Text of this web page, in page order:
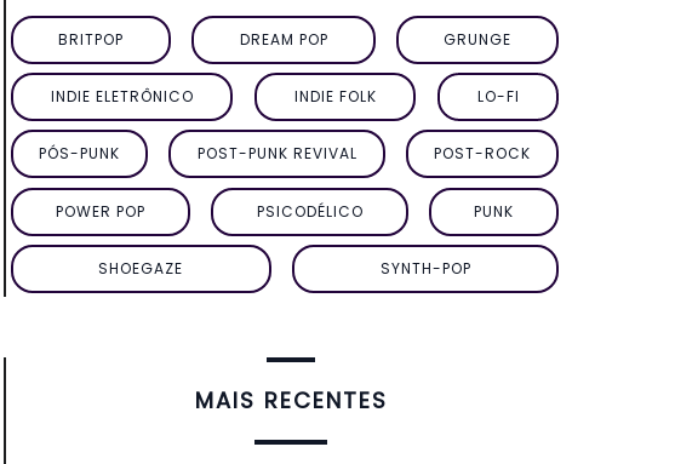
BRITPOP DREAM POP GRUNGE
INDIE ELETRÔNICO INDIE FOLK LO-FI
PÓS-PUNK POST-PUNK REVIVAL POST-ROCK
POWER POP PSICODÉLICO PUNK
SHOEGAZE SYNTH-POP
MAIS RECENTES